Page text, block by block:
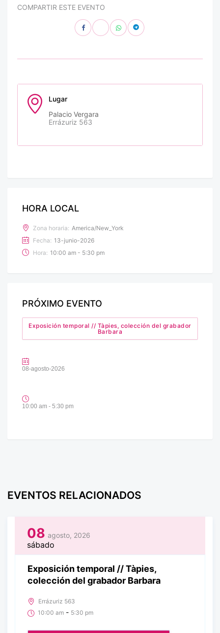
COMPARTIR ESTE EVENTO
Lugar
Palacio Vergara
Errázuriz 563
HORA LOCAL
Zona horaria: America/New_York
Fecha: 13-junio-2026
Hora: 10:00 am - 5:30 pm
PRÓXIMO EVENTO
Exposición temporal // Tàpies, colección del grabador
Barbara
08-agosto-2026
10:00 am - 5:30 pm
EVENTOS RELACIONADOS
08 agosto, 2026
sábado
Exposición temporal // Tàpies,
colección del grabador Barbara
Errázuriz 563
10:00 am - 5:30 pm